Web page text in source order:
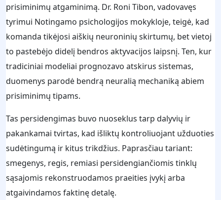
prisiminimų atgaminimą. Dr. Roni Tibon, vadovavęs
tyrimui Notingamo psichologijos mokykloje, teigė, kad
komanda tikėjosi aiškių neuroninių skirtumų, bet vietoj
to pastebėjo didelį bendros aktyvacijos laipsnį. Ten, kur
tradiciniai modeliai prognozavo atskirus sistemas,
duomenys parodė bendrą neuralią mechaniką abiem
prisiminimų tipams.
Tas persidengimas buvo nuoseklus tarp dalyvių ir
pakankamai tvirtas, kad išliktų kontroliuojant užduoties
sudėtingumą ir kitus trikdžius. Paprasčiau tariant:
smegenys, regis, remiasi persidengiančiomis tinklų
sąsajomis rekonstruodamos praeities įvykį arba
atgaivindamos faktinę detalę.